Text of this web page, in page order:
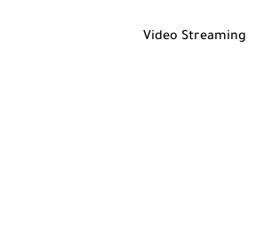
Video Streaming